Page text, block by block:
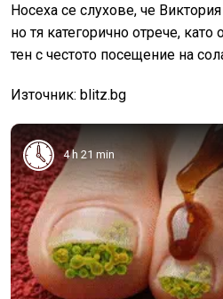
Носеха се слухове, че
но тя категорично отрече,
тен с честото посещение на
Източник: blitz.bg
4 h 21 min